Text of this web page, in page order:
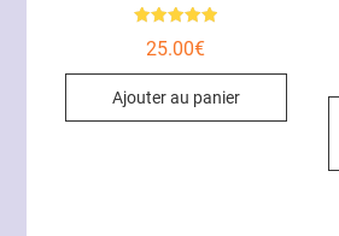
5.00
25.00€
Ajouter au panier